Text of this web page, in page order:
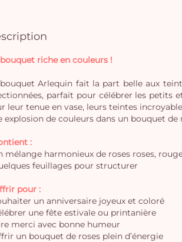
riche en couleurs !
Arlequin fait la part belle aux
parfait pour célébrer les petits
leur tenue en vase, leurs teintes
explosion de couleurs dans un bouquet de
:
mélange harmonieux de roses roses,
feuillages pour structurer
pour :
un anniversaire joyeux et coloré
une fête estivale ou printanière
merci avec bonne humeur
un bouquet de roses plein d’énergie